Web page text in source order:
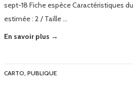
sept-18 Fiche espèce Caractéristiques
estimée : 2 / Taille …
En savoir plus →
CARTO, PUBLIQUE